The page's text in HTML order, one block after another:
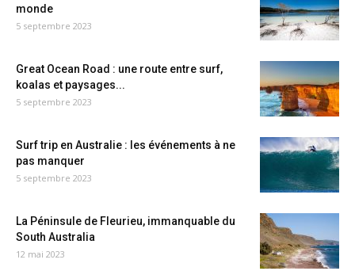
monde
5 septembre 2023
Great Ocean Road : une route entre surf,
koalas et paysages...
5 septembre 2023
Surf trip en Australie : les événements à ne
pas manquer
5 septembre 2023
La Péninsule de Fleurieu, immanquable du
South Australia
12 mai 2023